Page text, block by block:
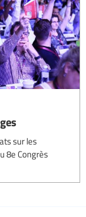
sur les
8e Congrès